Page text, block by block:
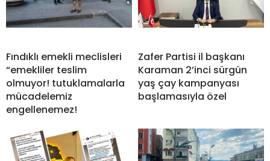
Fındıklı emekli meclisleri
“emekliler teslim
olmuyor! tutuklamalarla
mücadelemiz
engellenemez!
Zafer Partisi il başkanı
Karaman 2’inci sürgün
yaş çay kampanyası
başlamasıyla özel